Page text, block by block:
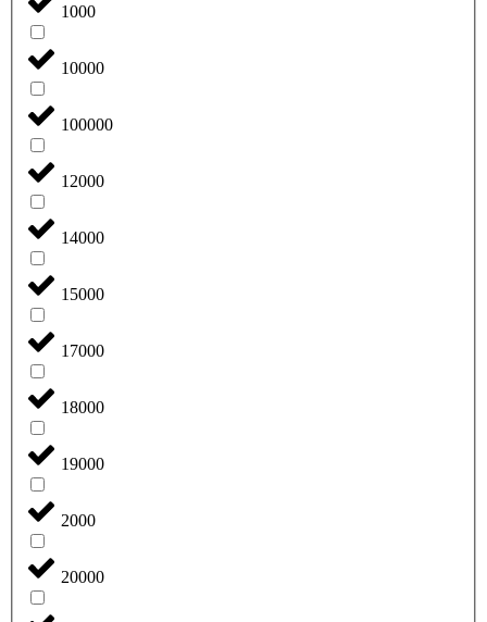
1000
10000
100000
12000
14000
15000
17000
18000
19000
2000
20000